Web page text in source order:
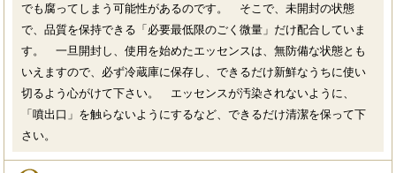
でも腐ってしまう可能性があるのです。 そこで、未開封の状態
で、品質を保持できる「必要最低限のごく微量」だけ配合していま
す。 一旦開封し、使用を始めたエッセンスは、無防備な状態とも
いえますので、必ず冷蔵庫に保存し、できるだけ新鮮なうちに使い
切るよう心がけて下さい。 エッセンスが汚染されないように、
「噴出口」を触らないようにするなど、できるだけ清潔を保って下
さい。